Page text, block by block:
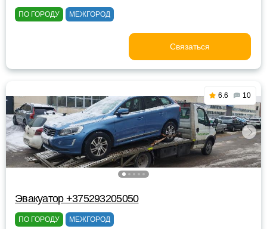
ПО ГОРОДУ МЕЖГОРОД
Связаться
6.6 10
Эвакуатор +375293205050
ПО ГОРОДУ МЕЖГОРОД